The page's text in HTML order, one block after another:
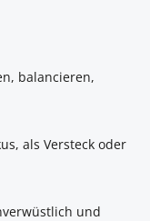
balancieren,
als Versteck oder
und